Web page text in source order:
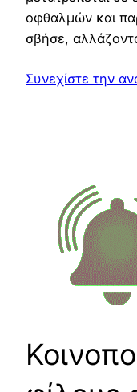
οφθαλμών και
σβήσε,
Συνεχίστε την